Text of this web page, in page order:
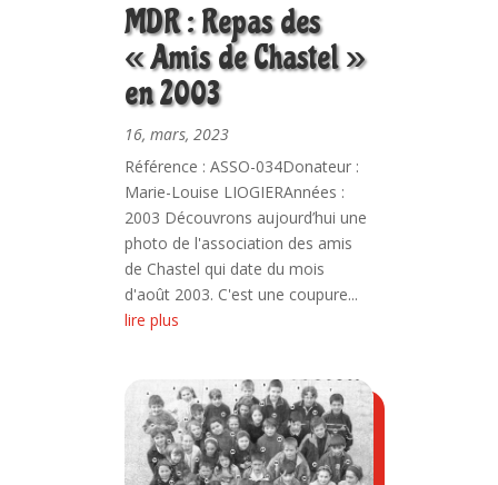
MDR : Repas des
« Amis de Chastel »
en 2003
16, mars, 2023
Référence : ASSO-034Donateur :
Marie-Louise LIOGIERAnnées :
2003 Découvrons aujourd’hui une
photo de l'association des amis
de Chastel qui date du mois
d'août 2003. C'est une coupure...
lire plus